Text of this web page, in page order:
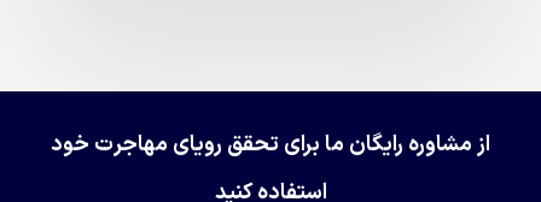
از مشاوره رایگان ما برای تحقق رویای مهاجرت خود
استفاده کنید